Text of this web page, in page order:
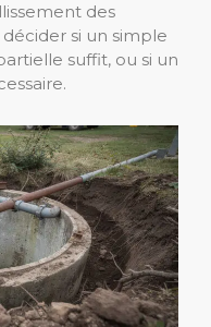
des
si un simple
suffit, ou si un